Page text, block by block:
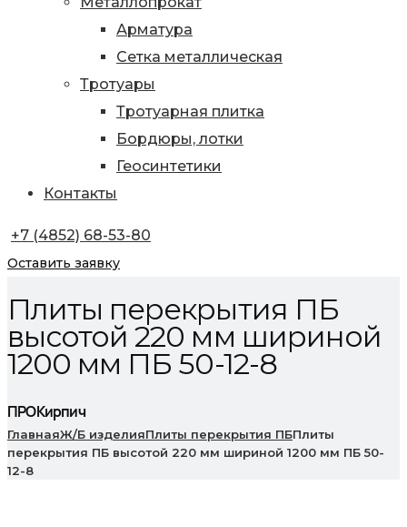
Арматура
Сетка металлическая
Тротуары
Тротуарная плитка
Бордюры, лотки
Геосинтетики
Контакты
+7 (4852) 68-53-80
Оставить заявку
Плиты перекрытия ПБ
высотой 220 мм шириной
1200 мм ПБ 50-12-8
ПРОКирпич
ГлавнаяЖ/Б изделияПлиты перекрытия ПБПлиты
перекрытия ПБ высотой 220 мм шириной 1200 мм ПБ 50-
12-8